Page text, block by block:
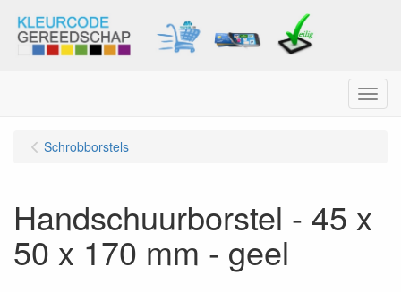
Menu
Schrobborstels
Handschuurborstel - 45 x
50 x 170 mm - geel